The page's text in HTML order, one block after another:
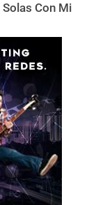
Con Mi